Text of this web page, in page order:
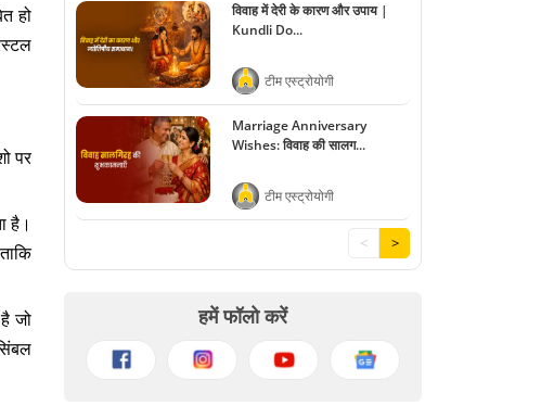
हो
पर
है।
जो
विवाह में देरी के कारण और उपाय |
Kundli Do...
टीम एस्ट्रोयोगी
Marriage Anniversary
Wishes: विवाह की सालग...
टीम एस्ट्रोयोगी
< >
हमें फॉलो करें